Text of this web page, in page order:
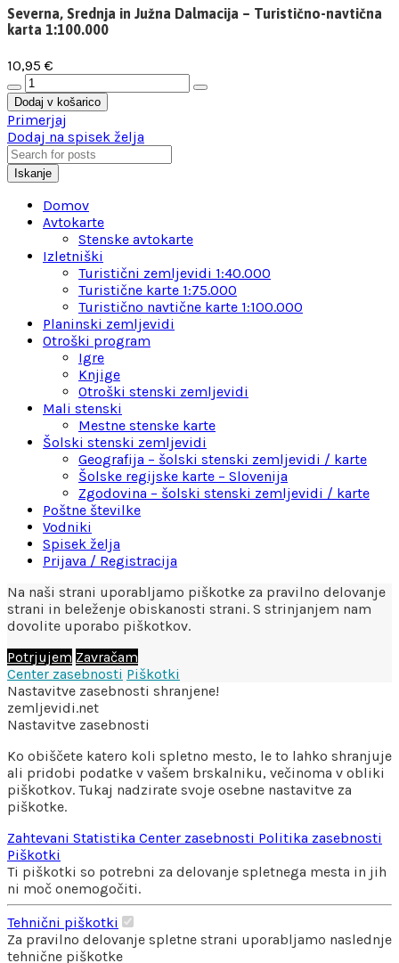
Severna, Srednja in Južna Dalmacija – Turistično-navtična
karta 1:100.000
10,95 €
Severna,
Srednja
in
Južna
Dalmacija
-
Turistično-
navtična
karta
1:100.000
količina
Dodaj v košarico
Primerjaj
Dodaj na spisek želja
Iskanje
Domov
Avtokarte
Stenske avtokarte
Izletniški
Turistični zemljevidi 1:40.000
Turistične karte 1:75.000
Turistično navtične karte 1:100.000
Planinski zemljevidi
Otroški program
Igre
Knjige
Otroški stenski zemljevidi
Mali stenski
Mestne stenske karte
Šolski stenski zemljevidi
Geografija – šolski stenski zemljevidi / karte
Šolske regijske karte – Slovenija
Zgodovina – šolski stenski zemljevidi / karte
Poštne številke
Vodniki
Spisek želja
Prijava / Registracija
Na naši strani uporabljamo piškotke za pravilno delovanje
strani in beleženje obiskanosti strani. S strinjanjem nam
dovolite uporabo piškotkov.
Potrjujem Zavračam
Center zasebnosti Piškotki
Nastavitve zasebnosti shranjene!
zemljevidi.net
Nastavitve zasebnosti
Ko obiščete katero koli spletno mesto, le to lahko shranjuje
ali pridobi podatke v vašem brskalniku, večinoma v obliki
piškotkov. Tukaj nadzirate svoje osebne nastavitve za
piškotke.
Zahtevani Statistika Center zasebnosti Politika zasebnosti
Piškotki
Ti piškotki so potrebni za delovanje spletnega mesta in jih
ni moč onemogočiti.
Tehnični piškotki
Za pravilno delovanje spletne strani uporabljamo naslednje
tehnične piškotke